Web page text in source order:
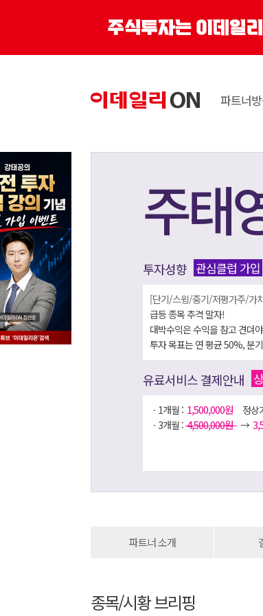
파트너
주태
투자성향 관심클럽 가입
[단기/스윙/중기/저평가주/가
급등 종목 추격 말자!
대박수익은 수익을 참고 견뎌
투자 목표는 연 평균 50%, 분
유료서비스 결제안내
ㆍ1개월 : 1,500,000원
정상
ㆍ3개월 : 4,500,000원 →
파트너 소개
종목/시황 브리핑